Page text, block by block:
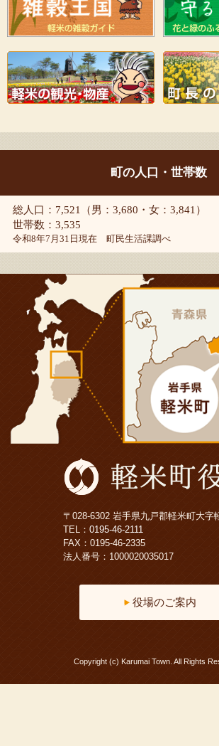
町の人口・世帯数
総人口：7,521（男：3,680・女：3,841）
世帯数：3,535
令和8年7月31日現在 町民生活課調べ
〒028-6302 岩手県九戸郡軽米町大字
TEL： 0195-46-2111
FAX：0195-46-2335
法人番号：1000020035017
役場のご案内
Copyright (c) Karumai Town. All Rights